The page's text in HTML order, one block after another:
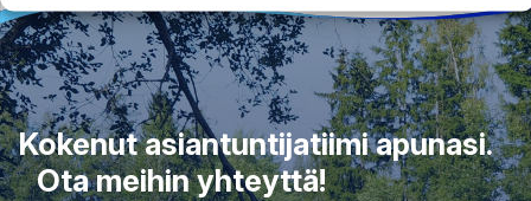
Kokenut asiantuntijatiimi apunasi.
Ota meihin yhteyttä!